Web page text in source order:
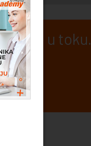
27. je u toku.